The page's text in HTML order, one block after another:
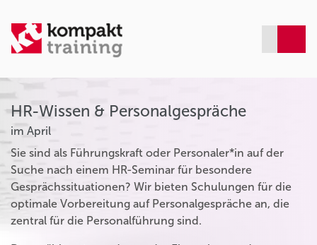
HR-Wissen & Personalgespräche
im April
Sie sind als Führungskraft oder Personaler*in auf der
Suche nach einem HR-Seminar für besondere
Gesprächssituationen? Wir bieten Schulungen für die
optimale Vorbereitung auf Personalgespräche an, die
zentral für die Personalführung sind.